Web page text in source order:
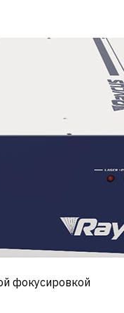
фокусировкой